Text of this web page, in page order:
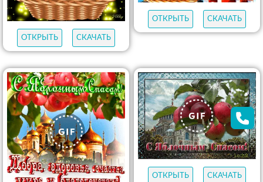
ОТКРЫТЬ СКАЧАТЬ
ОТКРЫТЬ СКАЧАТЬ
ОТКРЫТЬ СКАЧАТЬ